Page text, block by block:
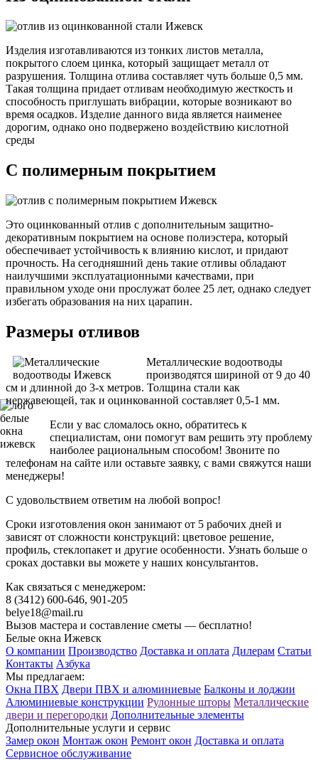
Изделия изготавливаются из тонких листов металла,
покрытого слоем цинка, который защищает металл от
разрушения. Толщина отлива составляет чуть больше 0,5 мм.
Такая толщина придает отливам необходимую жесткость и
способность приглушать вибрации, которые возникают во
время осадков. Изделие данного вида является наименее
дорогим, однако оно подвержено воздействию кислотной
среды
С полимерным покрытием
Это оцинкованный отлив с дополнительным защитно-
декоративным покрытием на основе полиэстера, который
обеспечивает устойчивость к влиянию кислот, и придают
прочность. На сегодняшний день такие отливы обладают
наилучшими эксплуатационными качествами, при
правильном уходе они прослужат более 25 лет, однако следует
избегать образования на них царапин.
Размеры отливов
Металлические водоотводы
производятся шириной от 9 до 40
см и длинной до 3-х метров. Толщина стали как
нержавеющей, так и оцинкованной составляет 0,5-1 мм.
Если у вас сломалось окно, обратитесь к
специалистам, они помогут вам решить эту проблему
наиболее рациональным способом! Звоните по
телефонам на сайте или оставьте заявку, с вами свяжутся наши
менеджеры!
С удовольствием ответим на любой вопрос!
Сроки изготовления окон занимают от 5 рабочих дней и
зависят от сложности конструкций: цветовое решение,
профиль, стеклопакет и другие особенности. Узнать больше о
сроках доставки вы можете у наших консультантов.
Как связаться с менеджером:
8 (3412) 600-646, 901-205
belye18@mail.ru
Вызов мастера и составление сметы — бесплатно!
Белые окна Ижевск
О компании Производство Доставка и оплата Дилерам Статьи
Контакты Азбука
Мы предлагаем:
Окна ПВХ Двери ПВХ и алюминиевые Балконы и лоджии
Алюминиевые конструкции Рулонные шторы Металлические
двери и перегородки Дополнительные элементы
Дополнительные услуги и сервис
Замер окон Монтаж окон Ремонт окон Доставка и оплата
Сервисное обслуживание